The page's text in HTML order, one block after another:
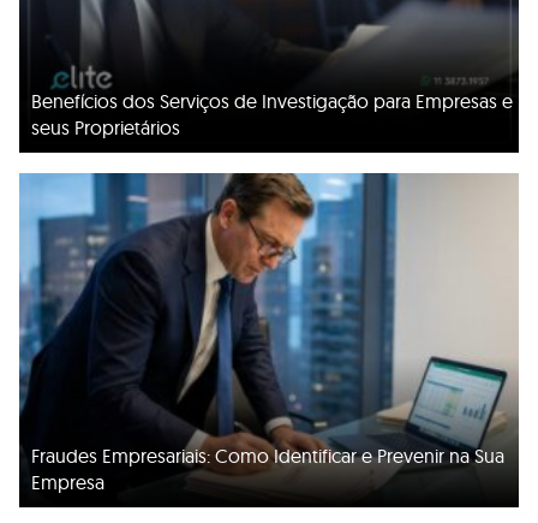
Benefícios dos Serviços de Investigação para Empresas e
seus Proprietários
Fraudes Empresariais: Como Identificar e Prevenir na Sua
Empresa